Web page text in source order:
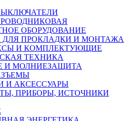
ОБОРУДОВАНИЕ
ДЛЯ ПРОКЛАДКИ И МОНТАЖА
И КОМПЛЕКТУЮЩИЕ
ТЕХНИКА
И МОЛНИЕЗАЩИТА
И АКСЕССУАРЫ
ПРИБОРЫ, ИСТОЧНИКИ